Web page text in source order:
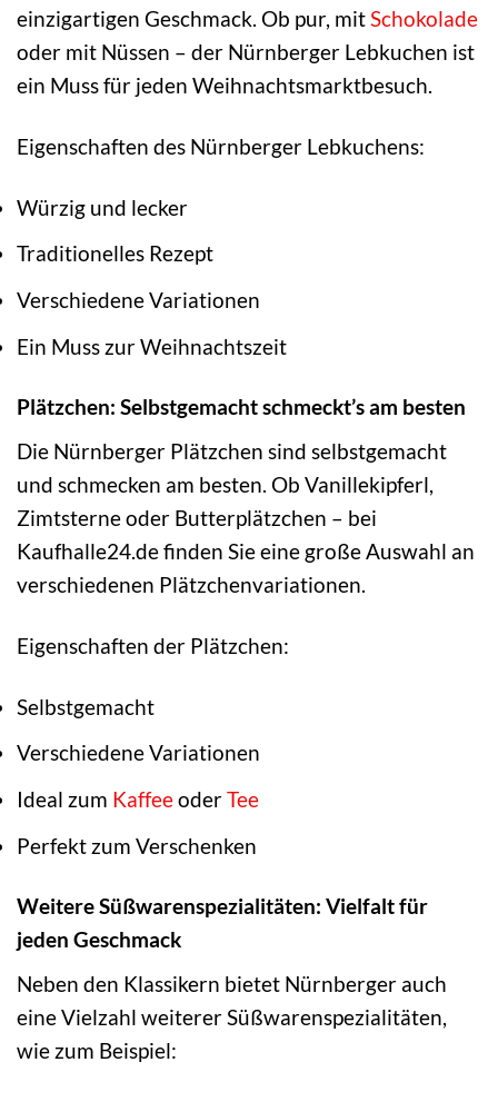
einzigartigen Geschmack. Ob pur, mitSchokolade
oder mit Nüssen – der Nürnberger Lebkuchen ist
ein Muss für jeden Weihnachtsmarktbesuch.
Eigenschaften des Nürnberger Lebkuchens:
Würzig und lecker
Traditionelles Rezept
Verschiedene Variationen
Ein Muss zur Weihnachtszeit
Plätzchen: Selbstgemacht schmeckt’s am besten
Die Nürnberger Plätzchen sind selbstgemacht
und schmecken am besten. Ob Vanillekipferl,
Zimtsterne oder Butterplätzchen – bei
Kaufhalle24.de finden Sie eine große Auswahl an
verschiedenen Plätzchenvariationen.
Eigenschaften der Plätzchen:
Selbstgemacht
Verschiedene Variationen
Ideal zum KaffeeoderTee
Perfekt zum Verschenken
Weitere Süßwarenspezialitäten: Vielfalt für
jeden Geschmack
Neben den Klassikern bietet Nürnberger auch
eine Vielzahl weiterer Süßwarenspezialitäten,
wie zum Beispiel: